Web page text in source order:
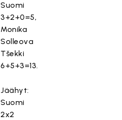
Suomi
3+2+0=5,
Monika
Solleova
Tšekki
6+5+3=13.
Jäähyt:
Suomi
2x2